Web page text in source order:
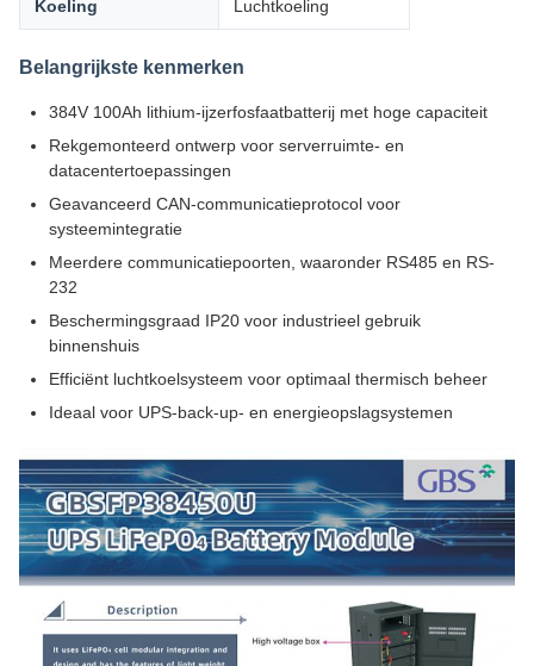
Koeling Luchtkoeling
Belangrijkste kenmerken
384V 100Ah lithium-ijzerfosfaatbatterij met hoge capaciteit
Rekgemonteerd ontwerp voor serverruimte- en
datacentertoepassingen
Geavanceerd CAN-communicatieprotocol voor
systeemintegratie
Meerdere communicatiepoorten, waaronder RS485 en RS-
232
Beschermingsgraad IP20 voor industrieel gebruik
binnenshuis
Efficiënt luchtkoelsysteem voor optimaal thermisch beheer
Ideaal voor UPS-back-up- en energieopslagsystemen